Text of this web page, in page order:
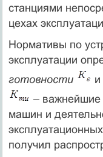
станциями
цехах
Нормативы по
эксплуатации
готовности
и
– важнейшие
машин и
получил